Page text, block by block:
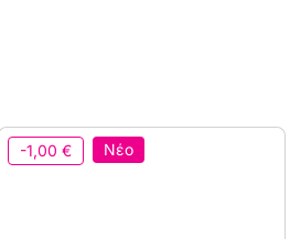
-1,00 € Νέο